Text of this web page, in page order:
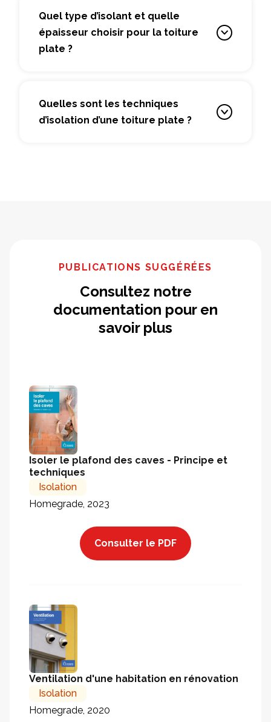
Quel type d’isolant et quelle
épaisseur choisir pour la toiture
plate ?
Quelles sont les techniques
d’isolation d’une toiture plate ?
PUBLICATIONS SUGGÉRÉES
Consultez notre
documentation pour en
savoir plus
Isoler le plafond des caves - Principe et
techniques
Isolation
Homegrade, 2023
Consulter le PDF
Ventilation d'une habitation en rénovation
Isolation
Homegrade, 2020